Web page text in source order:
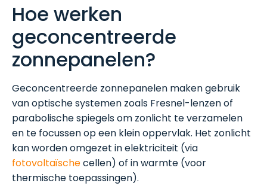
Hoe werken
geconcentreerde
zonnepanelen?
Geconcentreerde zonnepanelen maken gebruik
van optische systemen zoals Fresnel-lenzen of
parabolische spiegels om zonlicht te verzamelen
en te focussen op een klein oppervlak. Het zonlicht
kan worden omgezet in elektriciteit (via
fotovoltaïschecellen) of in warmte (voor
thermische toepassingen).